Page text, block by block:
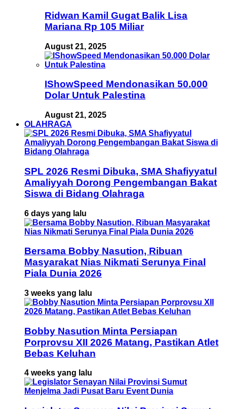
Ridwan Kamil Gugat Balik Lisa
Mariana Rp 105 Miliar
August 21, 2025
IShowSpeed Mendonasikan 50.000
Dolar Untuk Palestina
August 21, 2025
OLAHRAGA
SPL 2026 Resmi Dibuka, SMA Shafiyyatul
Amaliyyah Dorong Pengembangan Bakat
Siswa di Bidang Olahraga
6 days yang lalu
Bersama Bobby Nasution, Ribuan
Masyarakat Nias Nikmati Serunya Final
Piala Dunia 2026
3 weeks yang lalu
Bobby Nasution Minta Persiapan
Porprovsu XII 2026 Matang, Pastikan Atlet
Bebas Keluhan
4 weeks yang lalu